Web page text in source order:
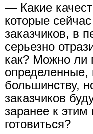
— Какие
которые
заказчиков, в
серьезно
как? Можно ли
определенные,
большинству,
заказчиков
заранее к
готовиться?